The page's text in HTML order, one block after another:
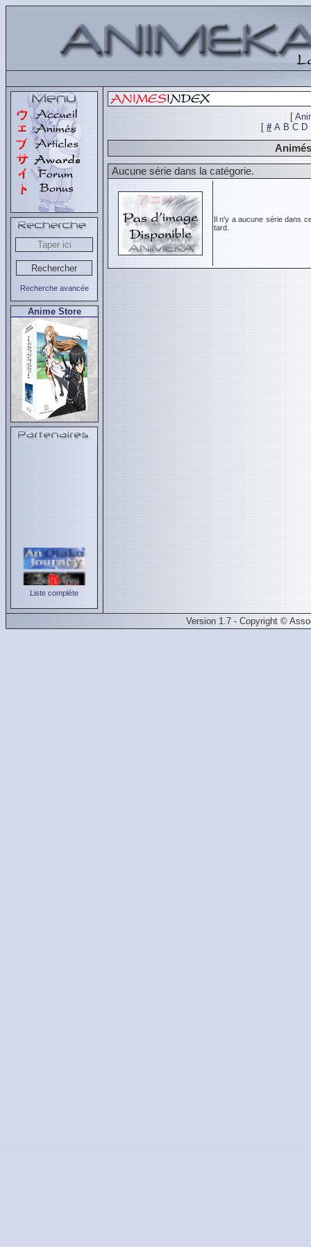
Recherche avancée
Anime Store
Liste complète
[
[ # A B C D
Aucune série dans la catégorie.
Il n'y a aucune série dans
tard.
Version 1.7 - Copyright ©